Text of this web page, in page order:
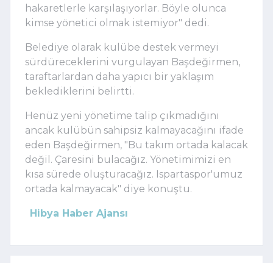
hakaretlerle karşılaşıyorlar. Böyle olunca
kimse yönetici olmak istemiyor" dedi.
Belediye olarak kulübe destek vermeyi
sürdüreceklerini vurgulayan Başdeğirmen,
taraftarlardan daha yapıcı bir yaklaşım
beklediklerini belirtti.
Henüz yeni yönetime talip çıkmadığını
ancak kulübün sahipsiz kalmayacağını ifade
eden Başdeğirmen, "Bu takım ortada kalacak
değil. Çaresini bulacağız. Yönetimimizi en
kısa sürede oluşturacağız. Ispartaspor'umuz
ortada kalmayacak" diye konuştu.
Hibya Haber Ajansı